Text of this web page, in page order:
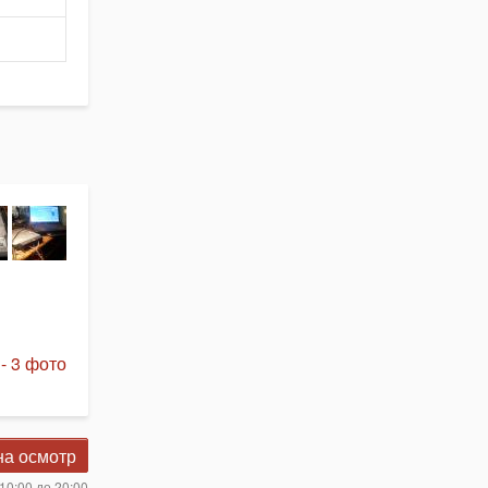
3 фото
осмотр